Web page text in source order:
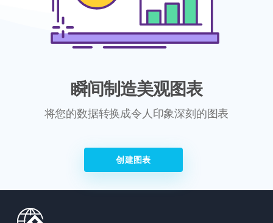
瞬间制造美观图表
将您的数据转换成令人印象深刻的图表
创建图表